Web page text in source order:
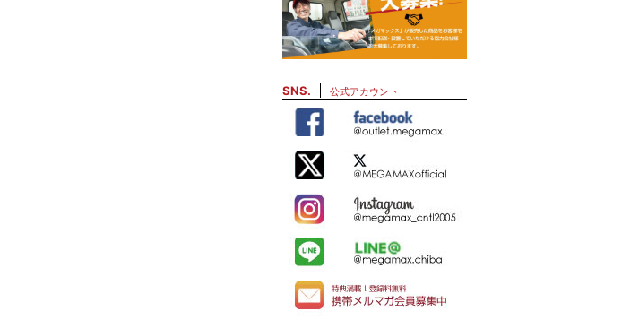
SNS. 公式アカウント